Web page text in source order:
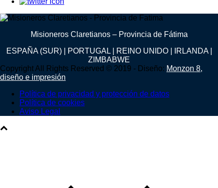
Misioneros Claretianos – Provincia de Fátima
ESPAÑA (SUR) | PORTUGAL | REINO UNIDO | IRLANDA |
ZIMBABWE
Copyright All Rights Reserved © 2019 - Diseño: Monzon 8,
diseño e impresión
Política de privacidad y protección de datos
Política de cookies
Aviso Legal